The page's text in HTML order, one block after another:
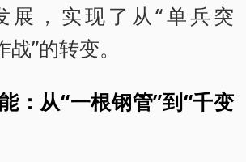
展，实现了从“单兵突
”的转变。
：从“一根钢管”到“千变